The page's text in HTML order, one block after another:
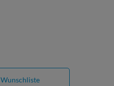
Wunschliste